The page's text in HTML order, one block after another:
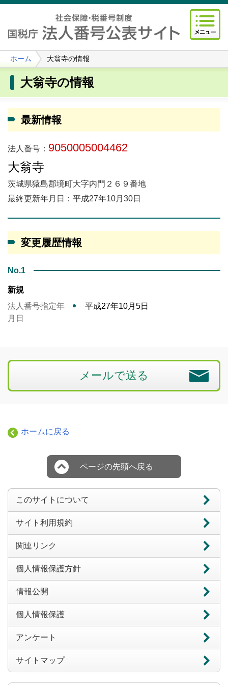
ホーム 大翁寺の情報
大翁寺の情報
最新情報
法人番号： 9050005004462
大翁寺
茨城県猿島郡境町大字内門２６９番地
最終更新年月日：平成27年10月30日
変更履歴情報
No.1
新規
法人番号指定年
月日
平成27年10月5日
メールで送る
ホームに戻る
ページの先頭へ戻る
このサイトについて
サイト利用規約
関連リンク
個人情報保護方針
情報公開
個人情報保護
アンケート
サイトマップ